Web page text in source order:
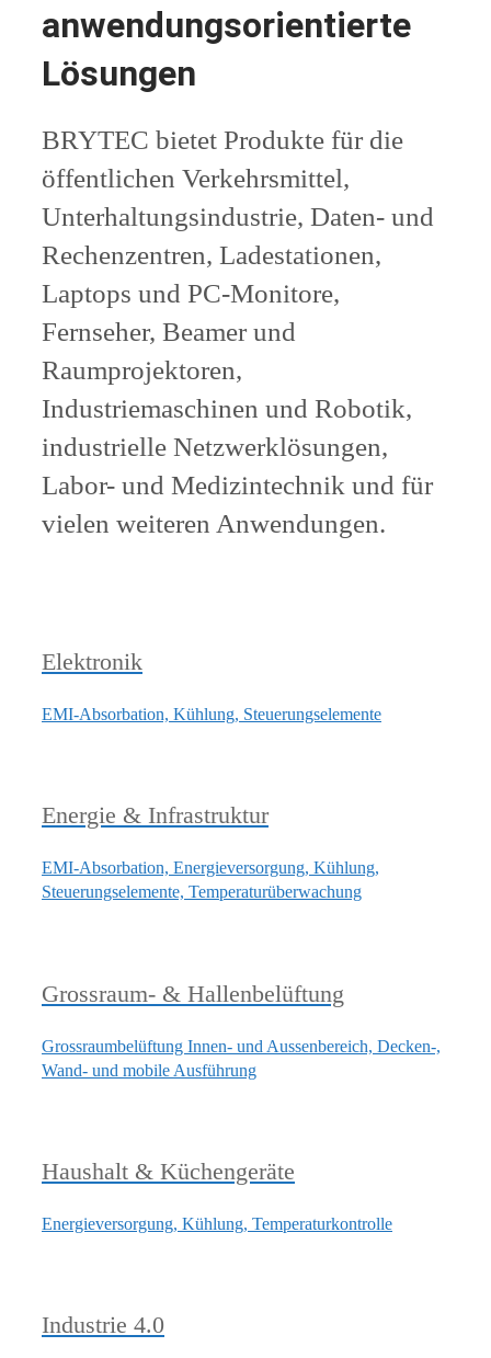
anwendungsorientierte
Lösungen
BRYTEC bietet Produkte für die
öffentlichen Verkehrsmittel,
Unterhaltungsindustrie, Daten- und
Rechenzentren, Ladestationen,
Laptops und PC-Monitore,
Fernseher, Beamer und
Raumprojektoren,
Industriemaschinen und Robotik,
industrielle Netzwerklösungen,
Labor- und Medizintechnik und für
vielen weiteren Anwendungen.
Elektronik
EMI-Absorbation, Kühlung, Steuerungselemente
Energie & Infrastruktur
EMI-Absorbation, Energieversorgung, Kühlung,
Steuerungselemente, Temperaturüberwachung
Grossraum- & Hallenbelüftung
Grossraumbelüftung Innen- und Aussenbereich, Decken-,
Wand- und mobile Ausführung
Haushalt & Küchengeräte
Energieversorgung, Kühlung, Temperaturkontrolle
Industrie 4.0